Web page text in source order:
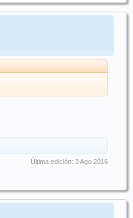
Última edición: 3 Ago 2016